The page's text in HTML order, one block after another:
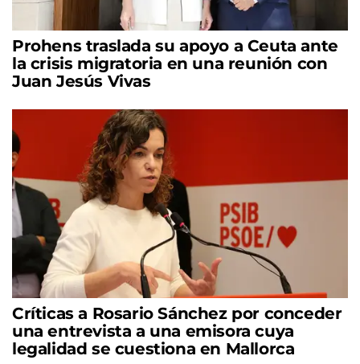
Prohens traslada su apoyo a Ceuta ante
la crisis migratoria en una reunión con
Juan Jesús Vivas
Críticas a Rosario Sánchez por conceder
una entrevista a una emisora cuya
legalidad se cuestiona en Mallorca